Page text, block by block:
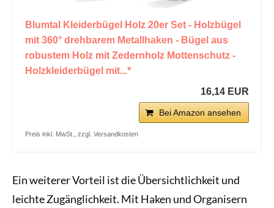
Blumtal Kleiderbügel Holz 20er Set - Holzbügel
mit 360° drehbarem Metallhaken - Bügel aus
robustem Holz mit Zedernholz Mottenschutz -
Holzkleiderbügel mit...*
16,14 EUR
Bei Amazon ansehen
Preis inkl. MwSt., zzgl. Versandkosten
Ein weiterer Vorteil ist die Übersichtlichkeit und
leichte Zugänglichkeit. Mit Haken und Organisern